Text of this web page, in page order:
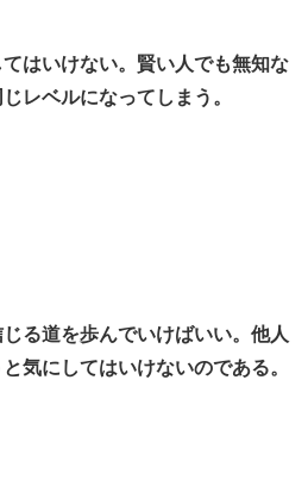
はいけない。賢い人でも無知な
レベルになってしまう。
る道を歩んでいけばいい。他人
気にしてはいけないのである。